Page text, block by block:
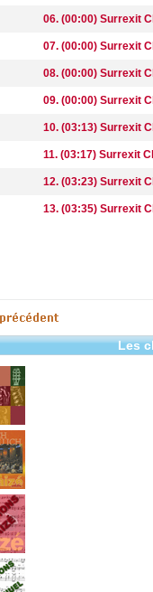
06. (00:00) Surrexit
07. (00:00) Surrexit
08. (00:00) Surrexit
09. (00:00) Surrexit
10. (03:13) Surrexit
11. (03:17) Surrexit
12. (03:23) Surrexit
13. (03:35) Surrexit
Les